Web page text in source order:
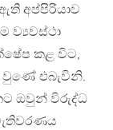
අප්පිරියාව
ව්‍යවස්ථා
කළ විට,
එබැවිනි.
ඔවුන් විරුද්ධ